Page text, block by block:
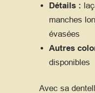
Détails :
manches
évasées
Autres
disponibles
Avec sa